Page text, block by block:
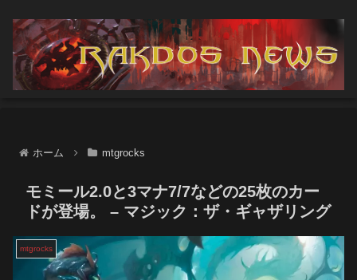
ホーム mtgrocks
モミール2.0と3マナ7/7などの25枚のカー
ドが登場。 – マジック：ザ・ギャザリング
mtgrocks